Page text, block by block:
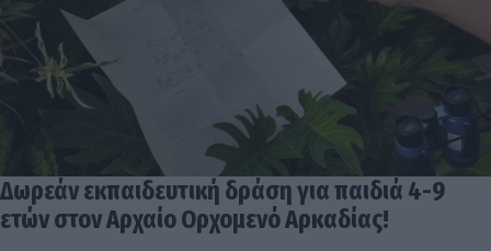
Δωρεάν εκπαιδευτική δράση για παιδιά 4-9
ετών στον Αρχαίο Ορχομενό Αρκαδίας!